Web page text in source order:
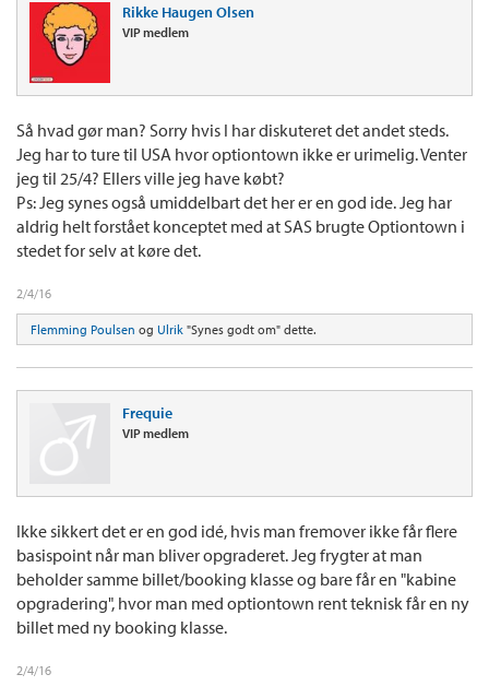
Rikke Haugen Olsen
VIP medlem
Så hvad gør man? Sorry hvis I har diskuteret det andet steds.
Jeg har to ture til USA hvor optiontown ikke er urimelig. Venter
jeg til 25/4? Ellers ville jeg have købt?
Ps: Jeg synes også umiddelbart det her er en god ide. Jeg har
aldrig helt forstået konceptet med at SAS brugte Optiontown i
stedet for selv at køre det.
2/4/16
Flemming Poulsen og Ulrik "Synes godt om" dette.
Frequie
VIP medlem
Ikke sikkert det er en god idé, hvis man fremover ikke får flere
basispoint når man bliver opgraderet. Jeg frygter at man
beholder samme billet/booking klasse og bare får en "kabine
opgradering", hvor man med optiontown rent teknisk får en ny
billet med ny booking klasse.
2/4/16